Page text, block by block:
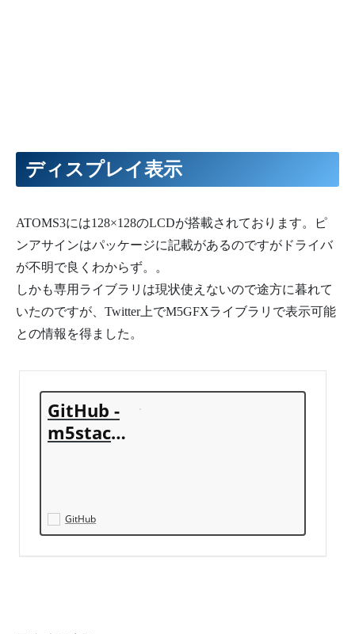
ディスプレイ表示
ATOMS3には128×128のLCDが搭載されております。ピ
ンアサインはパッケージに記載があるのですがドライバ
が不明で良くわからず。。
しかも専用ライブラリは現状使えないので途方に暮れて
いたのですが、Twitter上でM5GFXライブラリで表示可能
との情報を得ました。
GitHub -
m5stack/
M5Stack
series
GitHub